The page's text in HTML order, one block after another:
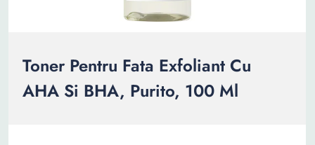
Toner Pentru Fata Exfoliant Cu
AHA Si BHA, Purito, 100 Ml